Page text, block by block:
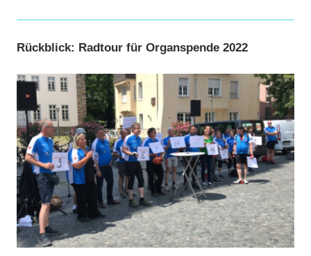
Rückblick: Radtour für Organspende 2022